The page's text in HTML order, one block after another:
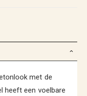
met de
heeft een voelbare